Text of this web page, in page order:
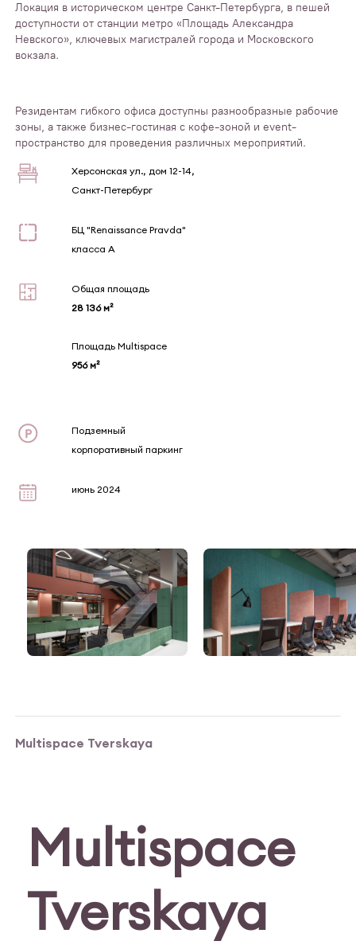
Локация в историческом центре Санкт-Петербурга, в пешей
доступности от станции метро «Площадь Александра
Невского», ключевых магистралей города и Московского
вокзала.
Резидентам гибкого офиса доступны разнообразные рабочие
зоны, а также бизнес-гостиная с кофе-зоной и event-
пространство для проведения различных мероприятий.
Херсонская ул., дом 12-14,
Санкт-Петербург
БЦ "Renaissance Pravda"
класса А
Общая площадь
28 136 м²
Площадь Multispace
956 м²
Подземный
корпоративный паркинг
июнь 2024
Multispace Tverskaya
Multispace
Tverskaya